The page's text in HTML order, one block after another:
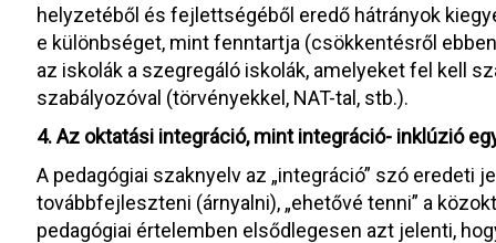
helyzetéből és fejlettségéből eredő hátrányok
e különbséget, mint fenntartja (csökkentésről
az iskolák a szegregáló iskolák, amelyeket fel kell
szabályozóval (törvényekkel, NAT-tal, stb.).
4. Az oktatási integráció, mint integráció- inklúzió
A pedagógiai szaknyelv az „integráció” szó eredeti
továbbfejleszteni (árnyalni), „ehetővé tenni” a
pedagógiai értelemben elsődlegesen azt jelenti,